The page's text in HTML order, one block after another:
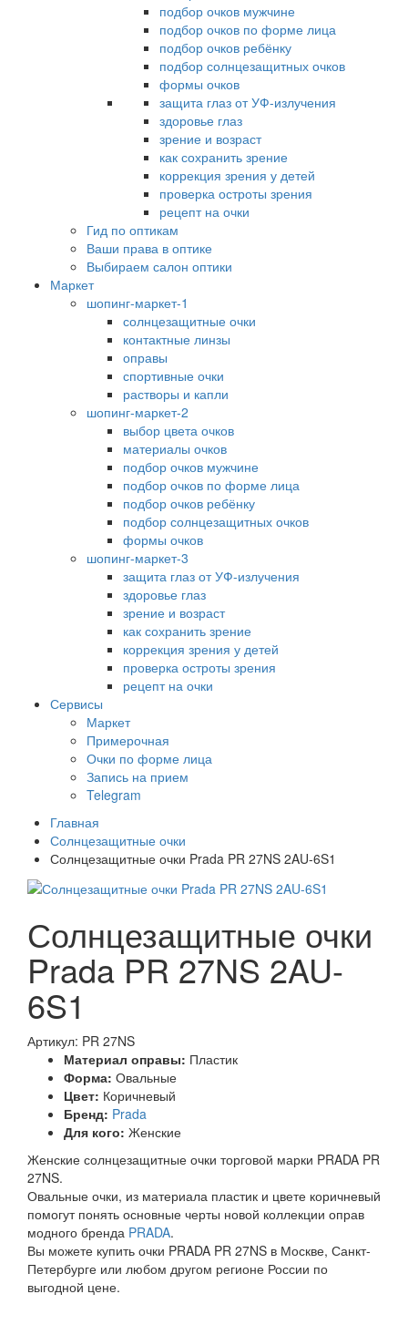
подбор очков мужчине
подбор очков по форме лица
подбор очков ребёнку
подбор солнцезащитных очков
формы очков
защита глаз от УФ-излучения
здоровье глаз
зрение и возраст
как сохранить зрение
коррекция зрения у детей
проверка остроты зрения
рецепт на очки
Гид по оптикам
Ваши права в оптике
Выбираем салон оптики
Маркет
шопинг-маркет-1
солнцезащитные очки
контактные линзы
оправы
спортивные очки
растворы и капли
шопинг-маркет-2
выбор цвета очков
материалы очков
подбор очков мужчине
подбор очков по форме лица
подбор очков ребёнку
подбор солнцезащитных очков
формы очков
шопинг-маркет-3
защита глаз от УФ-излучения
здоровье глаз
зрение и возраст
как сохранить зрение
коррекция зрения у детей
проверка остроты зрения
рецепт на очки
Сервисы
Маркет
Примерочная
Очки по форме лица
Запись на прием
Telegram
Главная
Солнцезащитные очки
Солнцезащитные очки Prada PR 27NS 2AU-6S1
Солнцезащитные очки
Prada PR 27NS 2AU-
6S1
Артикул: PR 27NS
Материал оправы: Пластик
Форма: Овальные
Цвет: Коричневый
Бренд: Prada
Для кого: Женские
Женские солнцезащитные очки торговой марки PRADA PR
27NS.
Овальные очки, из материала пластик и цвете коричневый
помогут понять основные черты новой коллекции оправ
модного бренда PRADA.
Вы можете купить очки PRADA PR 27NS в Москве, Санкт-
Петербурге или любом другом регионе России по
выгодной цене.